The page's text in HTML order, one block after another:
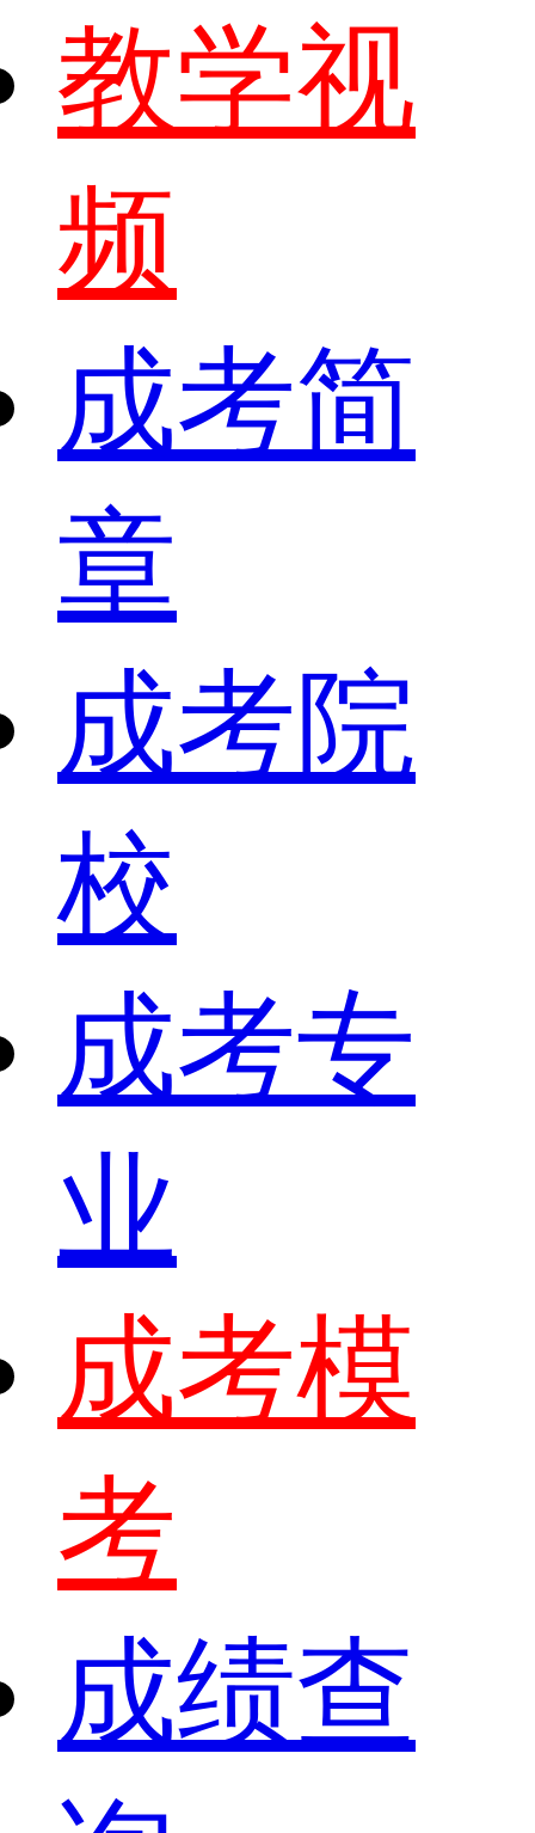
教学视
频
成考简
章
成考院
校
成考专
业
成考模
考
成绩查